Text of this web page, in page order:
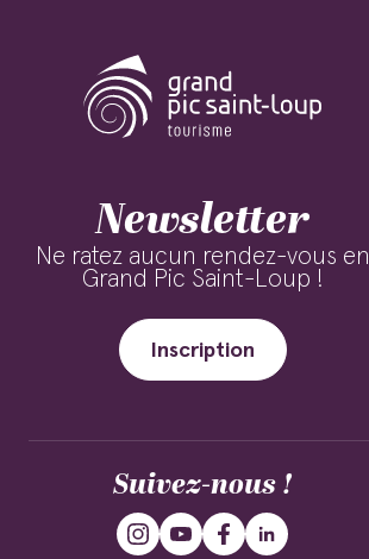
Newsletter
Ne ratez aucun rendez-vous en
Grand Pic Saint-Loup !
Inscription
Suivez-nous !